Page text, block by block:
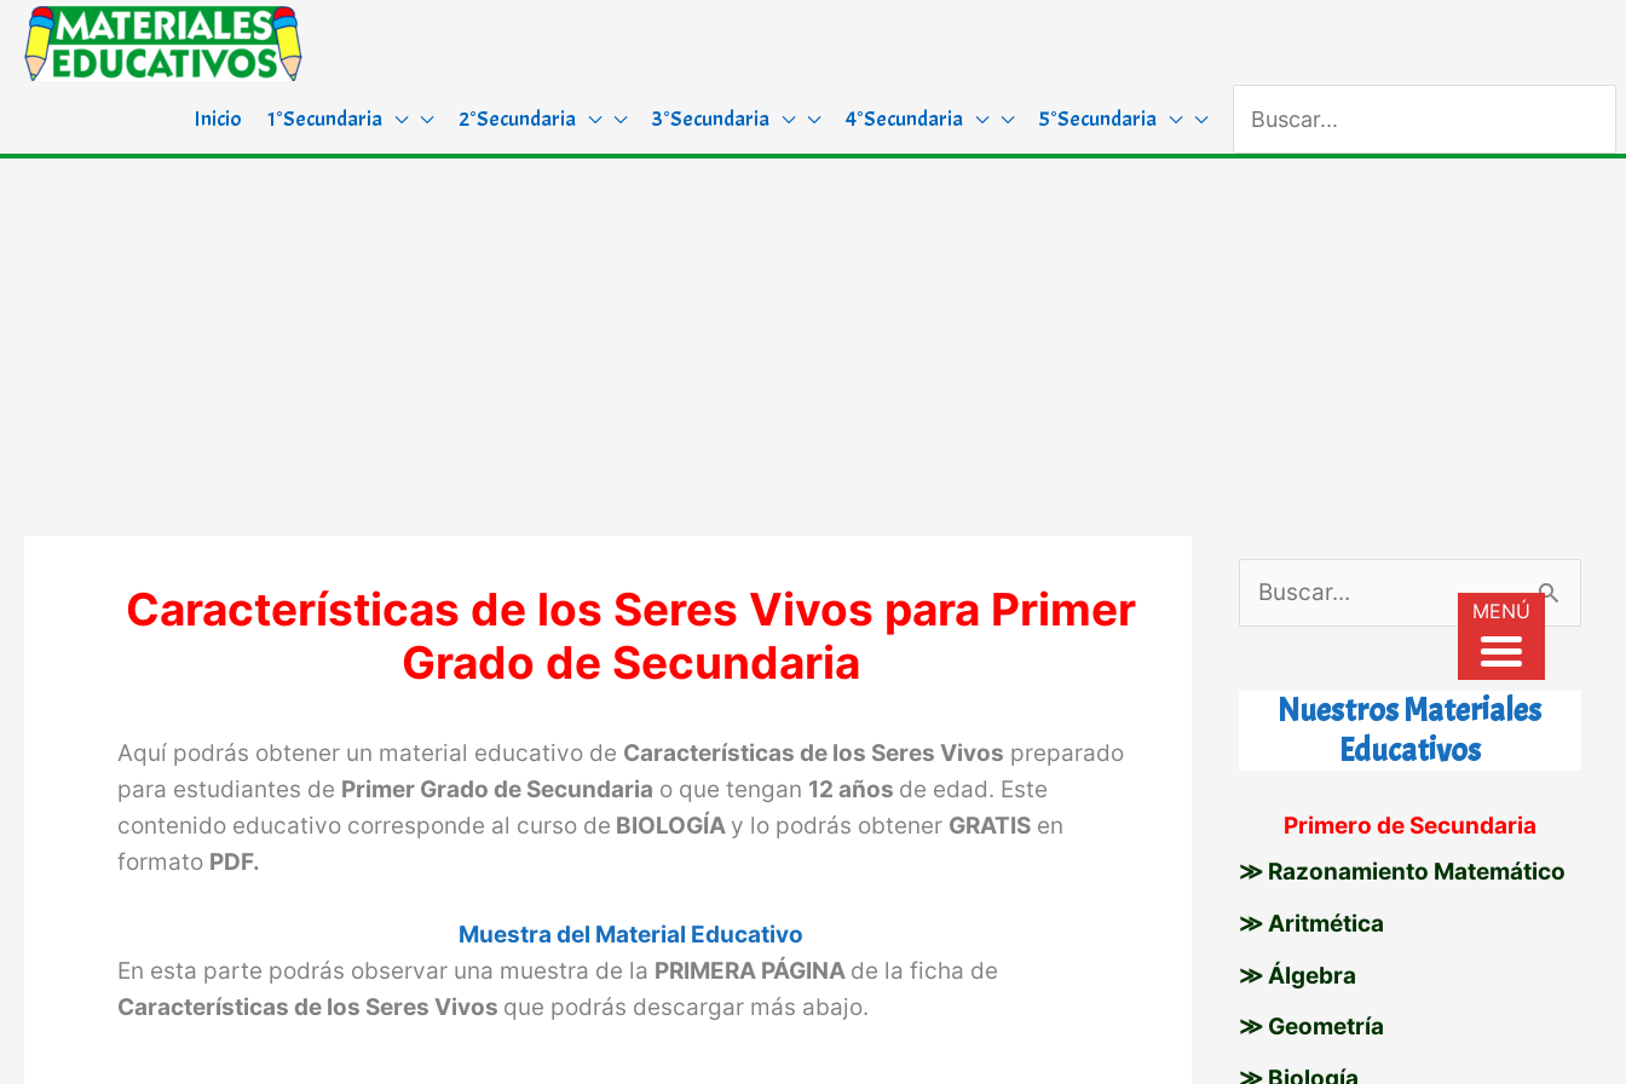
Inicio 1°Secundaria 2°Secundaria 3°Secundaria 4°Secundaria 5°Secundaria
por:
Características de los Seres Vivos para Primer
Grado de Secundaria
Aquí podrás obtener un material educativo de Características de los Seres Vivos preparado
para estudiantes de Primer Grado de Secundaria o que tengan 12 años de edad. Este
contenido educativo corresponde al curso de BIOLOGÍA y lo podrás obtener GRATIS en
formato PDF.
Muestra del Material Educativo
En esta parte podrás observar una muestra de la PRIMERA PÁGINA de la ficha de
Características de los Seres Vivos que podrás descargar más abajo.
u
Nuestros Materiales
Educativos
Primero de Secundaria
≫ Razonamiento Matemático
≫ Aritmética
≫ Álgebra
≫ Geometría
MENÚ